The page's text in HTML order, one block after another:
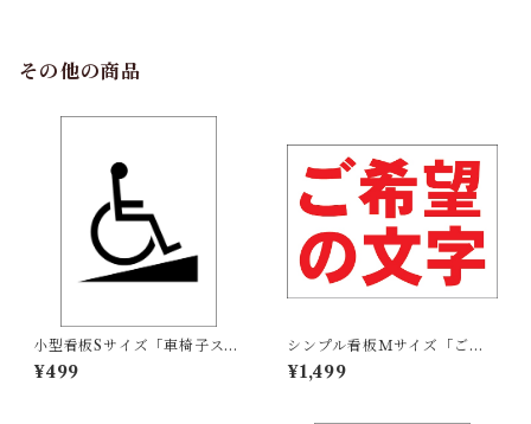
その他の商品
小型看板Sサイズ「車椅子スロ
ープマーク（黒）」 屋外可
【その他・マーク】
¥499
シンプル看板Ｍサイズ「ご希
望の文字横型（赤字）」【オ
リジナル・オーダー】屋外可
¥1,499